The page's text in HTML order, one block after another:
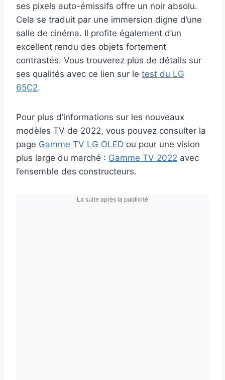
ses pixels auto-émissifs offre un noir absolu.
Cela se traduit par une immersion digne d’une
salle de cinéma. Il profite également d’un
excellent rendu des objets fortement
contrastés. Vous trouverez plus de détails sur
ses qualités avec ce lien sur le test du LG
65C2.
Pour plus d’informations sur les nouveaux
modèles TV de 2022, vous pouvez consulter la
page Gamme TV LG OLED ou pour une vision
plus large du marché : Gamme TV 2022 avec
l’ensemble des constructeurs.
La suite après la publicité